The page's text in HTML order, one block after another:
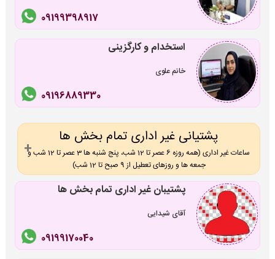
09199398917
استخدام و کارگزینی
خانم علوی
09196889330
پشتیانی غیر اداری تمام بخش ها
ساعات غیر اداری (همه روزه 6 عصر تا 12 شب، پنج شنبه ها 3 عصر تا 12 شب و
جمعه ها و روزهای تعطیل از 9 صبح تا 12 شب)
پشتیبان غیر اداری تمام بخش ها
آقای شیدایی
09199170040